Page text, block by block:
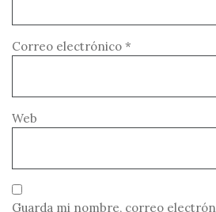
Correo electrónico *
Web
Guarda mi nombre, correo